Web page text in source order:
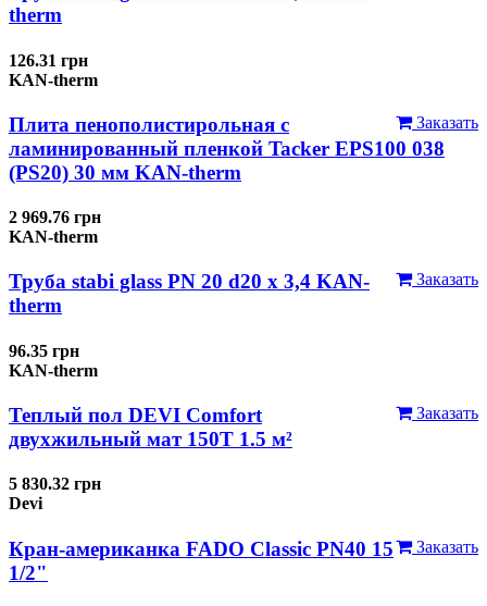
therm
126.31 грн
KAN-therm
Заказать
Плита пенополистирольная с
ламинированный пленкой Tacker EPS100 038
(PS20) 30 мм KAN-therm
2 969.76 грн
KAN-therm
Заказать
Труба stabi glass PN 20 d20 х 3,4 KAN-
therm
96.35 грн
KAN-therm
Заказать
Теплый пол DEVI Comfort
двухжильный мат 150T 1.5 м²
5 830.32 грн
Devi
Заказать
Кран-американка FADO Classic PN40 15
1/2"